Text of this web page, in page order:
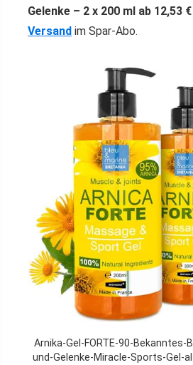
Gelenke – 2 x 200 ml ab 12,53
Versand im Spar-Abo.
Arnika-Gel-FORTE-90-
und-Gelenke-Miracle-Sports-Gel-